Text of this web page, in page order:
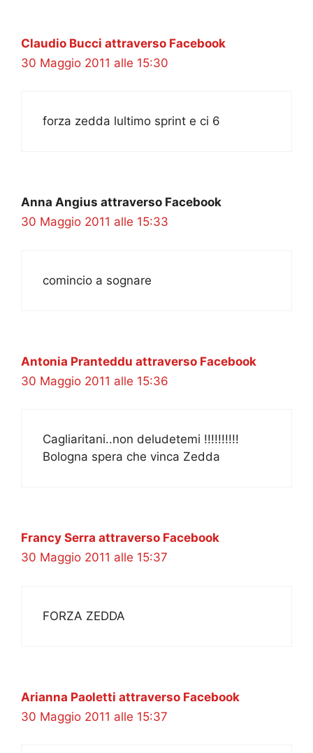
Claudio Bucci attraverso Facebook
30 Maggio 2011 alle 15:30
forza zedda lultimo sprint e ci 6
Anna Angius attraverso Facebook
30 Maggio 2011 alle 15:33
comincio a sognare
Antonia Pranteddu attraverso Facebook
30 Maggio 2011 alle 15:36
Cagliaritani..non deludetemi !!!!!!!!!!
Bologna spera che vinca Zedda
Francy Serra attraverso Facebook
30 Maggio 2011 alle 15:37
FORZA ZEDDA
Arianna Paoletti attraverso Facebook
30 Maggio 2011 alle 15:37